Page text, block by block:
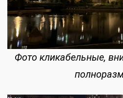
Фото кликабельные,